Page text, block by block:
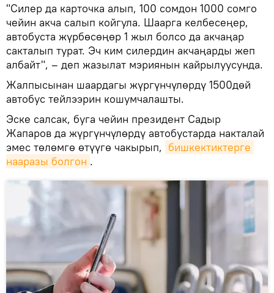
"Силер да карточка алып, 100 сомдон 1000 сомго
чейин акча салып койгула. Шаарга келбесеңер,
автобуста жүрбөсөңөр 1 жыл болсо да акчаңар
сакталып турат. Эч ким силердин акчаңарды жеп
албайт", – деп жазылат мэриянын кайрылуусунда.
Жалпысынан шаардагы жүргүнчүлөрдү 1500дөй
автобус тейлээрин кошумчалашты.
Эске салсак, буга чейин президент Садыр
Жапаров да жүргүнчүлөрдү автобустарда накталай
эмес төлөмгө өтүүгө чакырып, бишкектиктерге
нааразы болгон .